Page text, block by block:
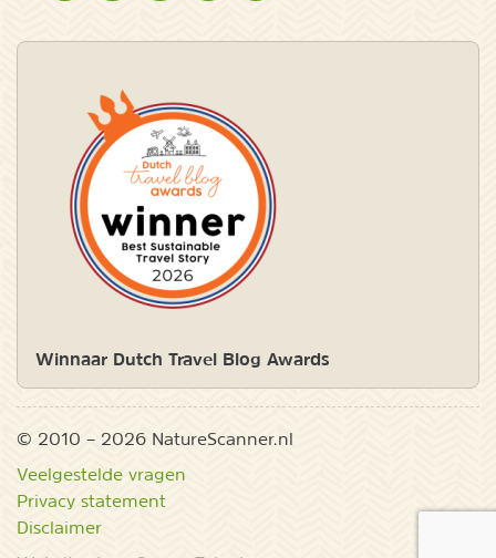
Winnaar Dutch Travel Blog Awards
© 2010 – 2026 NatureScanner.nl
Veelgestelde vragen
Privacy statement
Disclaimer